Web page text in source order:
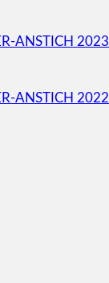
ANSTICH 2023
ANSTICH 2022